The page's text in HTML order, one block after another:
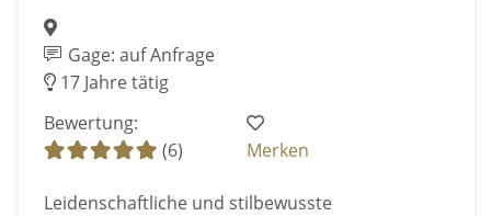
Gage: auf Anfrage
17 Jahre tätig
Bewertung:
(6)
Merken
Leidenschaftliche und stilbewusste